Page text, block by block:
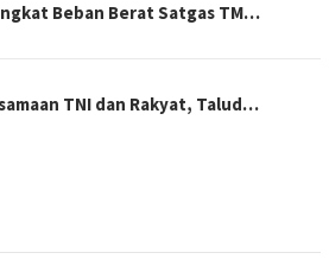
Beban Berat Satgas TM…
TNI dan Rakyat, Talud…